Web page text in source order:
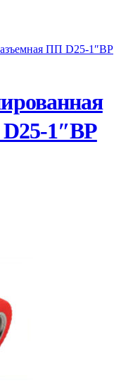
1″ВР